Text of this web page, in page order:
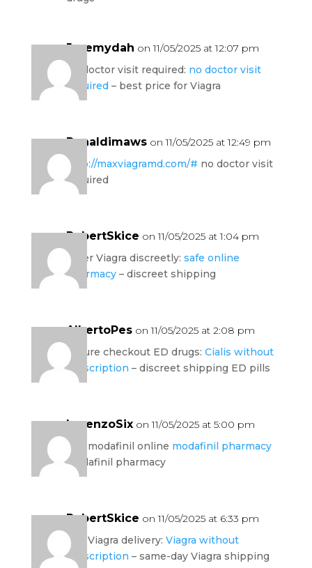
Jeremydah on 11/05/2025 at 12:07 pm
no doctor visit required: no doctor visit
required– best price for Viagra
Ronaldimaws on 11/05/2025 at 12:49 pm
http://maxviagramd.com/# no doctor visit
required
RobertSkice on 11/05/2025 at 1:04 pm
order Viagra discreetly: safe online
pharmacy– discreet shipping
AlbertoPes on 11/05/2025 at 2:08 pm
secure checkout ED drugs: Cialis without
prescription – discreet shipping ED pills
LorenzoSix on 11/05/2025 at 5:00 pm
buy modafinil online modafinil pharmacy
modafinil pharmacy
RobertSkice on 11/05/2025 at 6:33 pm
fast Viagra delivery: Viagra without
prescription – same-day Viagra shipping